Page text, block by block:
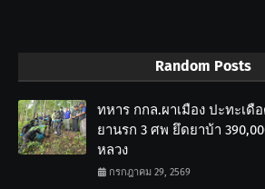
Random Posts
ทหาร กกล.ผาเมือง ปะทะเ
ยานรก 3 ศพ ยึดยาบ้า
หลวง
กรกฎาคม 29, 2569